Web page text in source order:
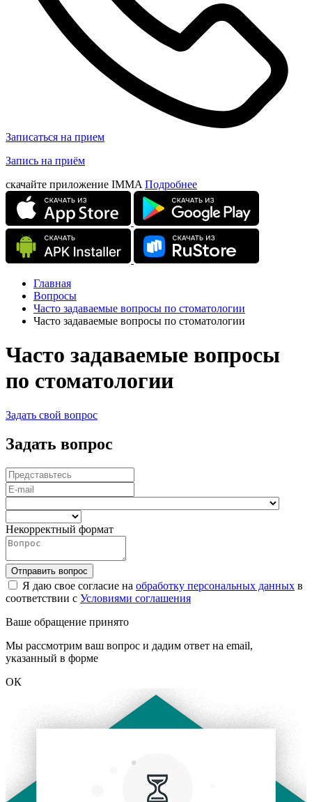
Записаться на прием
Запись на приём
скачайте приложение IMMA Подробнее
Главная
Вопросы
Часто задаваемые вопросы по стоматологии
Часто задаваемые вопросы по стоматологии
Часто задаваемые вопросы
по стоматологии
Задать свой вопрос
Задать вопрос
Некорректный формат
Я даю свое согласие на обработку персональных данных в
соответствии с Условиями соглашения
Ваше обращение принято
Мы рассмотрим ваш вопрос и дадим ответ на email,
указанный в форме
ОК